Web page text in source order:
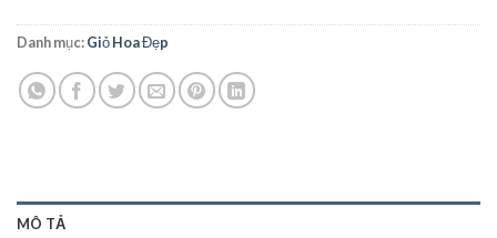
Danh mục:Giỏ Hoa Đẹp
MÔ TẢ